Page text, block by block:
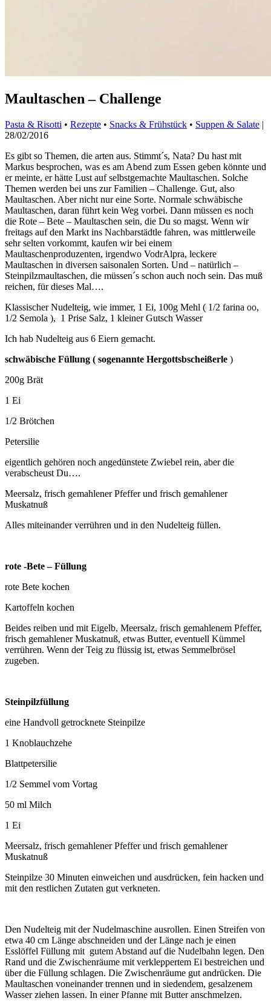
Maultaschen – Challenge
Pasta & Risotti • Rezepte • Snacks & Frühstück • Suppen & Salate |
28/02/2016
Es gibt so Themen, die arten aus. Stimmt´s, Nata? Du hast mit
Markus besprochen, was es am Abend zum Essen geben könnte und
er meinte, er hätte Lust auf selbstgemachte Maultaschen. Solche
Themen werden bei uns zur Familien – Challenge. Gut, also
Maultaschen. Aber nicht nur eine Sorte. Normale schwäbische
Maultaschen, daran führt kein Weg vorbei. Dann müssen es noch
die Rote – Bete – Maultaschen sein, die Du so magst. Wenn wir
freitags auf den Markt ins Nachbarstädtle fahren, was mittlerweile
sehr selten vorkommt, kaufen wir bei einem
Maultaschenproduzenten, irgendwo VodrAlpra, leckere
Maultaschen in diversen saisonalen Sorten. Und – natürlich –
Steinpilzmaultaschen, die müssen´s schon auch noch sein. Das muß
reichen, für dieses Mal….
Klassischer Nudelteig, wie immer, 1 Ei, 100g Mehl ( 1/2 farina oo,
1/2 Semola ), 1 Prise Salz, 1 kleiner Gutsch Wasser
Ich hab Nudelteig aus 6 Eiern gemacht.
schwäbische Füllung ( sogenannte Hergottsbscheißerle )
200g Brät
1 Ei
1/2 Brötchen
Petersilie
eigentlich gehören noch angedünstete Zwiebel rein, aber die
verabscheust Du….
Meersalz, frisch gemahlener Pfeffer und frisch gemahlener
Muskatnuß
Alles miteinander verrühren und in den Nudelteig füllen.
rote -Bete – Füllung
rote Bete kochen
Kartoffeln kochen
Beides reiben und mit Eigelb, Meersalz, frisch gemahlenem Pfeffer,
frisch gemahlener Muskatnuß, etwas Butter, eventuell Kümmel
verrühren. Wenn der Teig zu flüssig ist, etwas Semmelbrösel
zugeben.
Steinpilzfüllung
eine Handvoll getrocknete Steinpilze
1 Knoblauchzehe
Blattpetersilie
1/2 Semmel vom Vortag
50 ml Milch
1 Ei
Meersalz, frisch gemahlener Pfeffer und frisch gemahlener
Muskatnuß
Steinpilze 30 Minuten einweichen und ausdrücken, fein hacken und
mit den restlichen Zutaten gut verkneten.
Den Nudelteig mit der Nudelmaschine ausrollen. Einen Streifen von
etwa 40 cm Länge abschneiden und der Länge nach je einen
Esslöffel Füllung mit gutem Abstand auf die Nudelbahn legen. Den
Rand und die Zwischenräume mit verkleppertem Ei bestreichen und
über die Füllung schlagen. Die Zwischenräume gut andrücken. Die
Maultaschen voneinander trennen und in siedendem, gesalzenem
Wasser ziehen lassen. In einer Pfanne mit Butter anschmelzen.